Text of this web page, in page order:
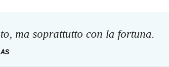
ma soprattutto con la fortuna.